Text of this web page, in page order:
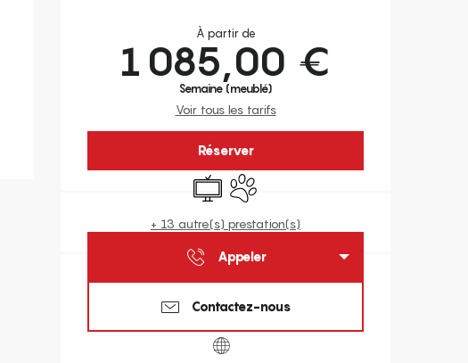
Ouverture et coordonnées
À partir de
1 085,00 €
Semaine (meublé)
Voir tous les tarifs
Réserver
TélévisionAnimaux acceptés
+ 13 autre(s) prestation(s)
Appeler
Contactez-nous